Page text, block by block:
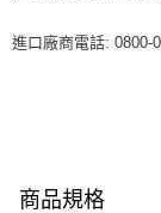
進口廠商電話: 0800-
商品規格